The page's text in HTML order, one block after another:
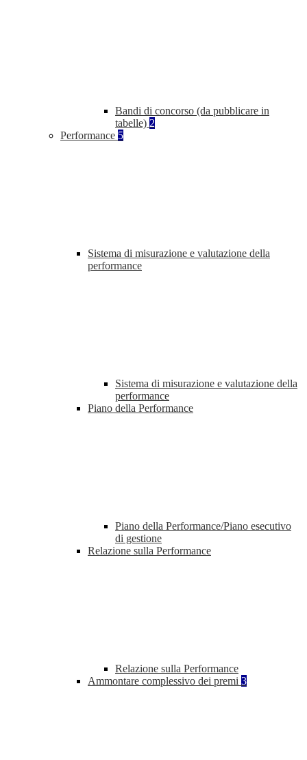
Bandi di concorso (da pubblicare in
tabelle) 2
Performance 5
Sistema di misurazione e valutazione della
performance
Sistema di misurazione e valutazione della
performance
Piano della Performance
Piano della Performance/Piano esecutivo
di gestione
Relazione sulla Performance
Relazione sulla Performance
Ammontare complessivo dei premi 3